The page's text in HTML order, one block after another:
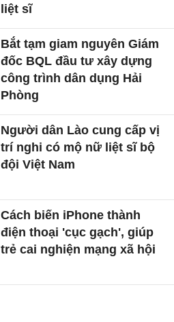
liệt sĩ
Bắt tạm giam nguyên Giám
đốc BQL đầu tư xây dựng
công trình dân dụng Hải
Phòng
Người dân Lào cung cấp vị
trí nghi có mộ nữ liệt sĩ bộ
đội Việt Nam
Cách biến iPhone thành
điện thoại 'cục gạch', giúp
trẻ cai nghiện mạng xã hội